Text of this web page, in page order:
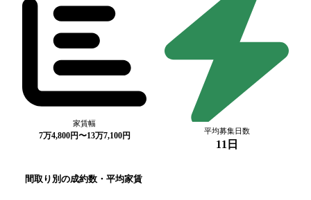
家賃幅
7万4,800円〜13万7,100円
平均募集日数
11日
間取り別の成約数・平均家賃